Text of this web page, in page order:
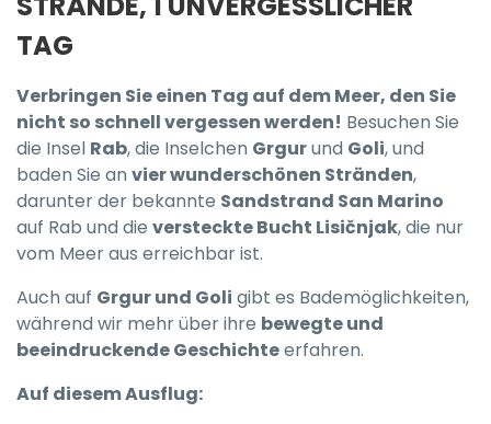
TAG
Verbringen Sie einen Tag auf dem Meer, den Sie
nicht so schnell vergessen werden! Besuchen Sie
die Insel Rab, die Inselchen Grgurund Goli, und
baden Sie an vier wunderschönen Stränden,
darunter der bekannte Sandstrand San Marino
auf Rab und die versteckte Bucht Lisičnjak, die nur
vom Meer aus erreichbar ist.
Auch auf Grgur und Goli gibt es Bademöglichkeiten,
während wir mehr über ihre bewegte und
beeindruckende Geschichteerfahren.
Auf diesem Ausflug: